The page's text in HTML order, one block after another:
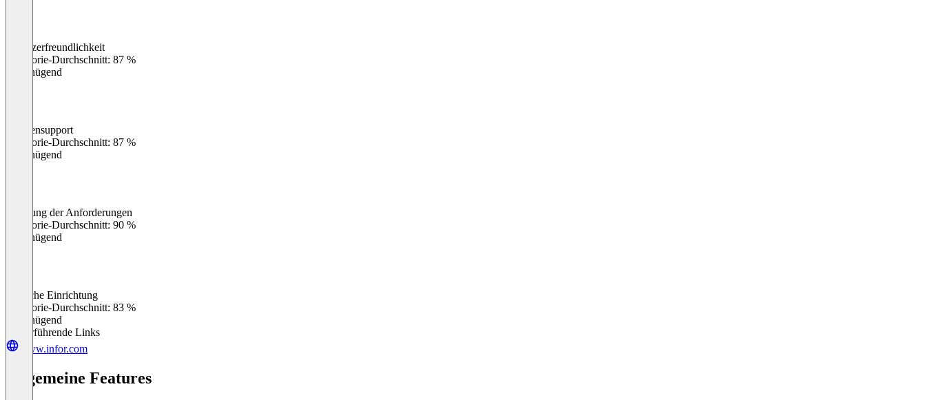
Benutzerfreundlichkeit
Kategorie-Durchschnitt: 87 %
Ungenügend
Kundensupport
Kategorie-Durchschnitt: 87 %
Ungenügend
Erfüllung der Anforderungen
Kategorie-Durchschnitt: 90 %
Ungenügend
Einfache Einrichtung
Kategorie-Durchschnitt: 83 %
Ungenügend
Weiterführende Links
www.infor.com
Allgemeine Features